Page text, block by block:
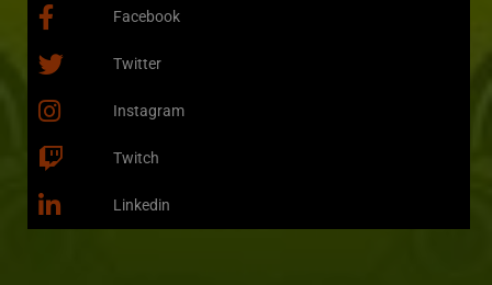
Facebook
Twitter
Instagram
Twitch
Linkedin